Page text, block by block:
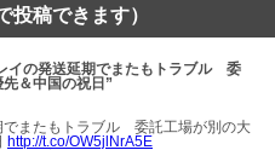
投稿できます）
イの発送延期でまたもトラブル 委
＆中国の祝日”
でまたもトラブル 委託工場が別の大
http://t.co/OW5jlNrA5E